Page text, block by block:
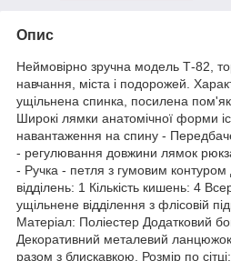
Опис
Неймовірно зручна модель Т-82,
навчання, міста і подорожей.
ущільнена спинка, посилена
Широкі лямки анатомічної форми
навантаження на спину -
- регулювання довжини лямок
- Ручка - петля з гумовим контуром
відділень: 1 Кількість кишень: 4
ущільнене відділення з флісовій
Матеріал: Поліестер Додатковий
Декоративний металевий
разом з блискавкою. Розмір по